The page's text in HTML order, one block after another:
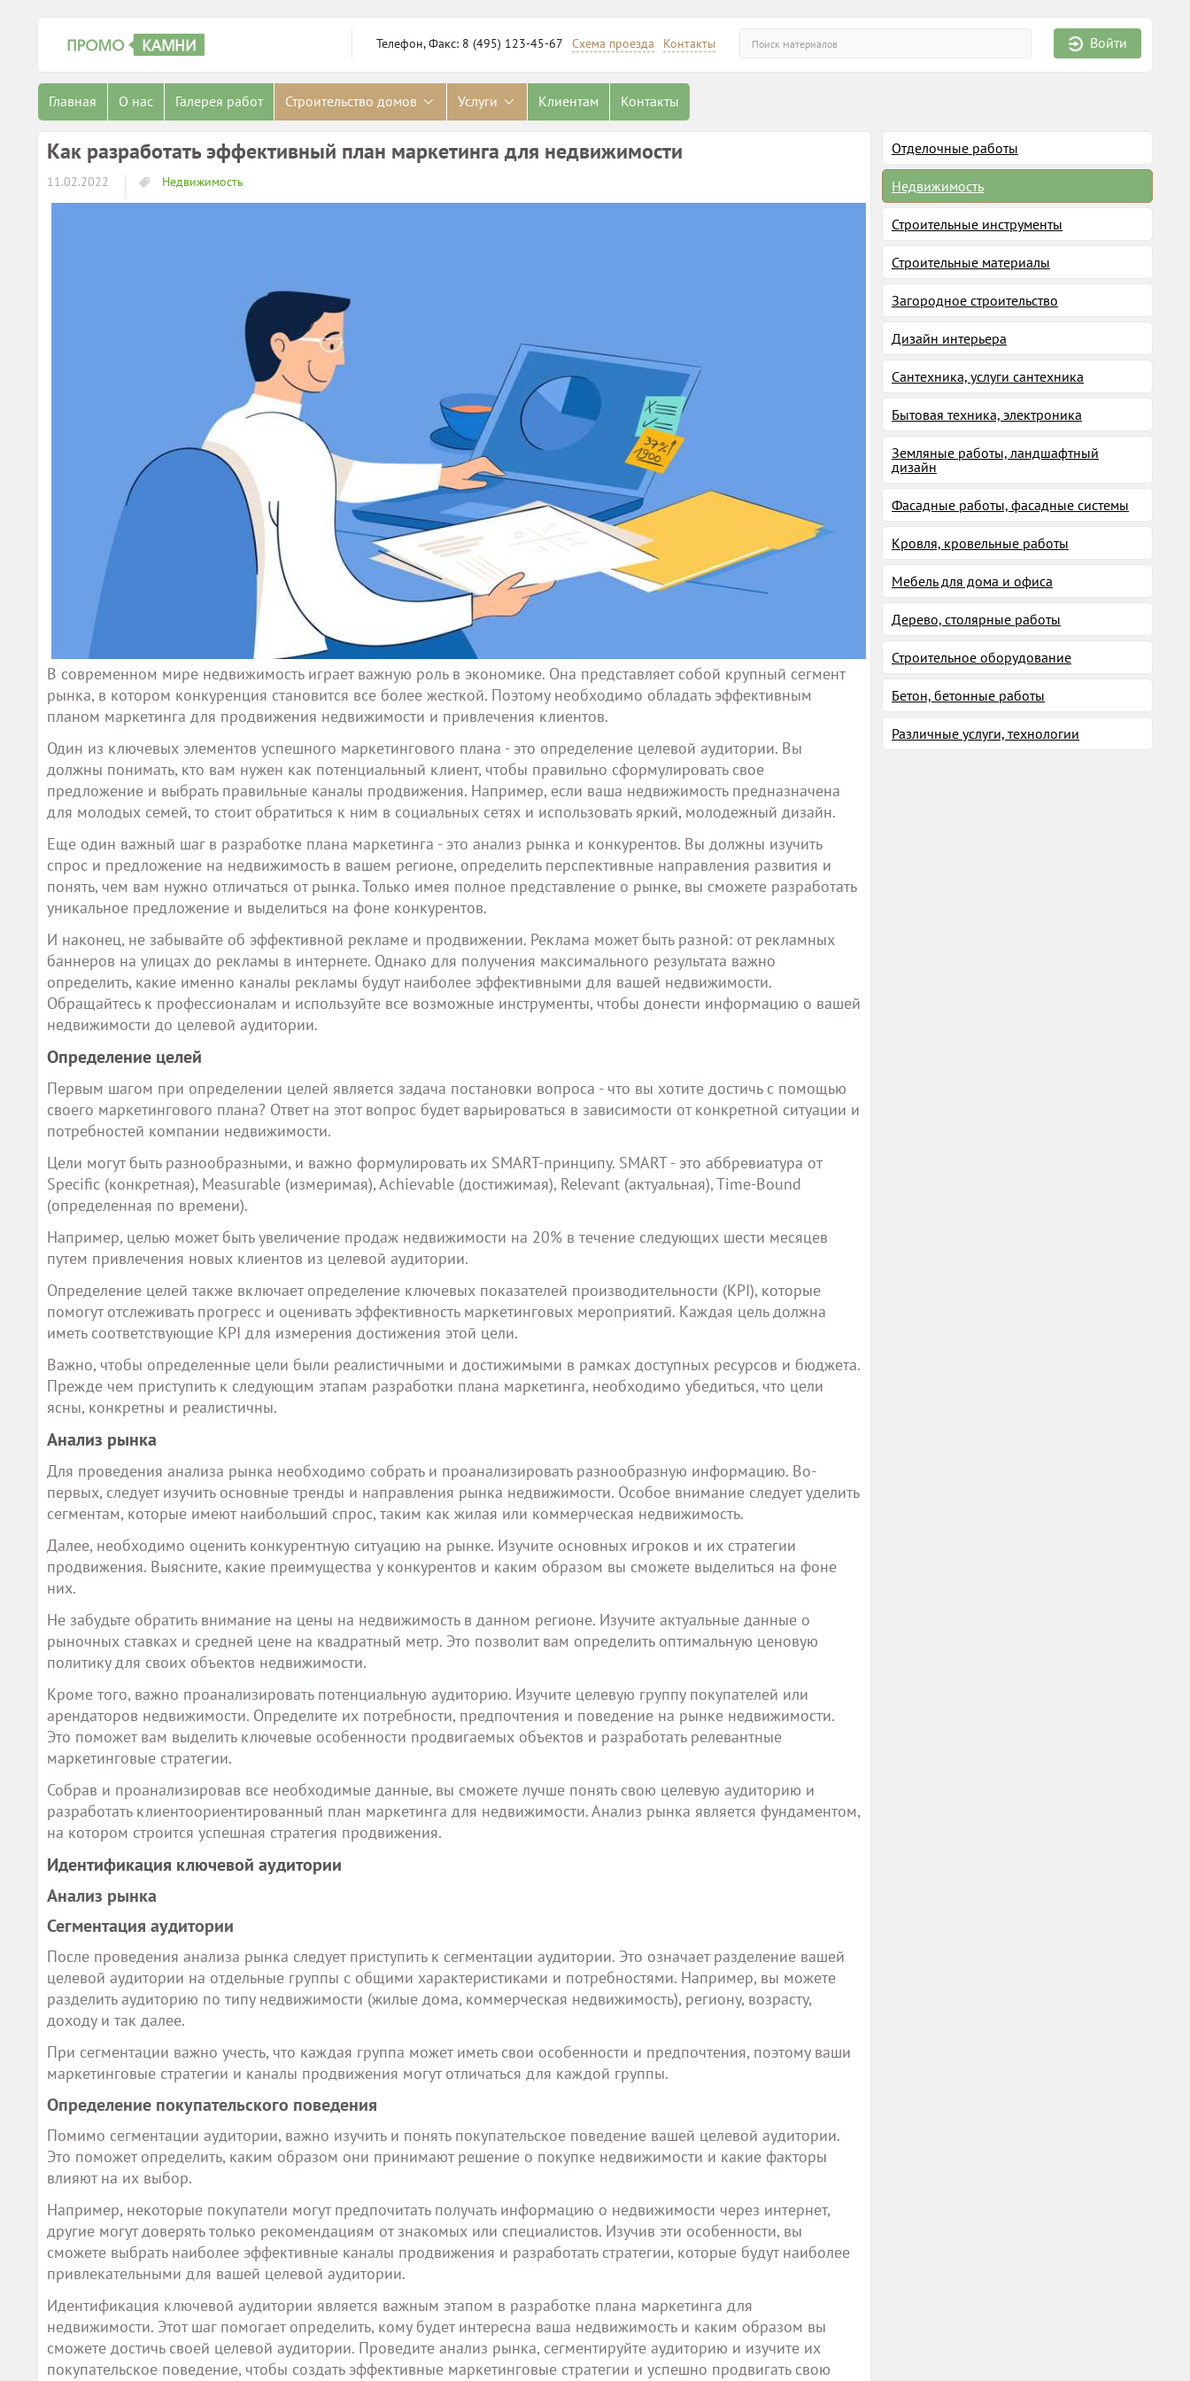
Войти
Телефон, Факс: 8 (495) 123-45-67 Схема проезда Контакты
Главная О нас Галерея работ Строительство домов Услуги Клиентам Контакты
Как разработать эффективный план маркетинга для недвижимости
11.02.2022 Недвижимость
В современном мире недвижимость играет важную роль в экономике. Она представляет собой крупный сегмент
рынка, в котором конкуренция становится все более жесткой. Поэтому необходимо обладать эффективным
планом маркетинга для продвижения недвижимости и привлечения клиентов.
Один из ключевых элементов успешного маркетингового плана - это определение целевой аудитории. Вы
должны понимать, кто вам нужен как потенциальный клиент, чтобы правильно сформулировать свое
предложение и выбрать правильные каналы продвижения. Например, если ваша недвижимость предназначена
для молодых семей, то стоит обратиться к ним в социальных сетях и использовать яркий, молодежный дизайн.
Еще один важный шаг в разработке плана маркетинга - это анализ рынка и конкурентов. Вы должны изучить
спрос и предложение на недвижимость в вашем регионе, определить перспективные направления развития и
понять, чем вам нужно отличаться от рынка. Только имея полное представление о рынке, вы сможете разработать
уникальное предложение и выделиться на фоне конкурентов.
И наконец, не забывайте об эффективной рекламе и продвижении. Реклама может быть разной: от рекламных
баннеров на улицах до рекламы в интернете. Однако для получения максимального результата важно
определить, какие именно каналы рекламы будут наиболее эффективными для вашей недвижимости.
Обращайтесь к профессионалам и используйте все возможные инструменты, чтобы донести информацию о вашей
недвижимости до целевой аудитории.
Определение целей
Первым шагом при определении целей является задача постановки вопроса - что вы хотите достичь с помощью
своего маркетингового плана? Ответ на этот вопрос будет варьироваться в зависимости от конкретной ситуации и
потребностей компании недвижимости.
Цели могут быть разнообразными, и важно формулировать их SMART-принципу. SMART - это аббревиатура от
Specific (конкретная), Measurable (измеримая), Achievable (достижимая), Relevant (актуальная), Time-Bound
(определенная по времени).
Например, целью может быть увеличение продаж недвижимости на 20% в течение следующих шести месяцев
путем привлечения новых клиентов из целевой аудитории.
Определение целей также включает определение ключевых показателей производительности (KPI), которые
помогут отслеживать прогресс и оценивать эффективность маркетинговых мероприятий. Каждая цель должна
иметь соответствующие KPI для измерения достижения этой цели.
Важно, чтобы определенные цели были реалистичными и достижимыми в рамках доступных ресурсов и бюджета.
Прежде чем приступить к следующим этапам разработки плана маркетинга, необходимо убедиться, что цели
ясны, конкретны и реалистичны.
Анализ рынка
Для проведения анализа рынка необходимо собрать и проанализировать разнообразную информацию. Во-
первых, следует изучить основные тренды и направления рынка недвижимости. Особое внимание следует уделить
сегментам, которые имеют наибольший спрос, таким как жилая или коммерческая недвижимость.
Далее, необходимо оценить конкурентную ситуацию на рынке. Изучите основных игроков и их стратегии
продвижения. Выясните, какие преимущества у конкурентов и каким образом вы сможете выделиться на фоне
них.
Не забудьте обратить внимание на цены на недвижимость в данном регионе. Изучите актуальные данные о
рыночных ставках и средней цене на квадратный метр. Это позволит вам определить оптимальную ценовую
политику для своих объектов недвижимости.
Кроме того, важно проанализировать потенциальную аудиторию. Изучите целевую группу покупателей или
арендаторов недвижимости. Определите их потребности, предпочтения и поведение на рынке недвижимости.
Это поможет вам выделить ключевые особенности продвигаемых объектов и разработать релевантные
маркетинговые стратегии.
Собрав и проанализировав все необходимые данные, вы сможете лучше понять свою целевую аудиторию и
разработать клиентоориентированный план маркетинга для недвижимости. Анализ рынка является фундаментом,
на котором строится успешная стратегия продвижения.
Идентификация ключевой аудитории
Анализ рынка
Сегментация аудитории
После проведения анализа рынка следует приступить к сегментации аудитории. Это означает разделение вашей
целевой аудитории на отдельные группы с общими характеристиками и потребностями. Например, вы можете
разделить аудиторию по типу недвижимости (жилые дома, коммерческая недвижимость), региону, возрасту,
доходу и так далее.
При сегментации важно учесть, что каждая группа может иметь свои особенности и предпочтения, поэтому ваши
маркетинговые стратегии и каналы продвижения могут отличаться для каждой группы.
Определение покупательского поведения
Помимо сегментации аудитории, важно изучить и понять покупательское поведение вашей целевой аудитории.
Это поможет определить, каким образом они принимают решение о покупке недвижимости и какие факторы
влияют на их выбор.
Например, некоторые покупатели могут предпочитать получать информацию о недвижимости через интернет,
другие могут доверять только рекомендациям от знакомых или специалистов. Изучив эти особенности, вы
сможете выбрать наиболее эффективные каналы продвижения и разработать стратегии, которые будут наиболее
привлекательными для вашей целевой аудитории.
Идентификация ключевой аудитории является важным этапом в разработке плана маркетинга для
недвижимости. Этот шаг помогает определить, кому будет интересна ваша недвижимость и каким образом вы
сможете достичь своей целевой аудитории. Проведите анализ рынка, сегментируйте аудиторию и изучите их
покупательское поведение, чтобы создать эффективные маркетинговые стратегии и успешно продвигать свою
Отделочные работы
Недвижимость
Строительные инструменты
Строительные материалы
Загородное строительство
Дизайн интерьера
Сантехника, услуги сантехника
Бытовая техника, электроника
Земляные работы, ландшафтный
дизайн
Фасадные работы, фасадные системы
Кровля, кровельные работы
Мебель для дома и офиса
Дерево, столярные работы
Строительное оборудование
Бетон, бетонные работы
Различные услуги, технологии